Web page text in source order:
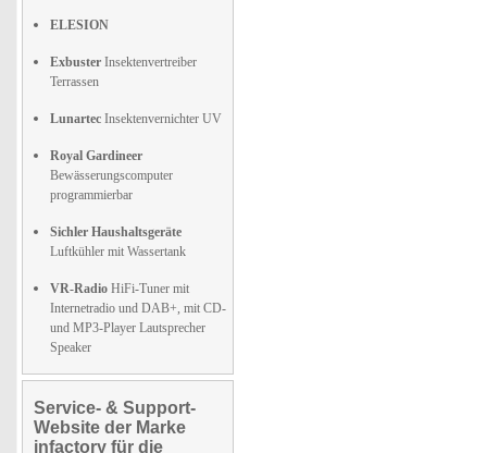
ELESION
Exbuster Insektenvertreiber
Terrassen
Lunartec Insektenvernichter UV
Royal Gardineer
Bewässerungscomputer
programmierbar
Sichler Haushaltsgeräte
Luftkühler mit Wassertank
VR-Radio HiFi-Tuner mit
Internetradio und DAB+, mit CD-
und MP3-Player Lautsprecher
Speaker
Service- & Support-
Website der Marke
infactory für die